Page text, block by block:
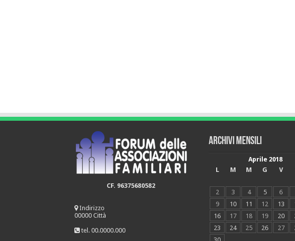
CF. 96375680582
Indirizzo
00000 Città
tel. 00.0000.000
Archivi mensili
Aprile 2018
L
M M G V
2
3 4 5 6
9
10 11 12 13
16
17 18 19 20
23
24 25 26 27